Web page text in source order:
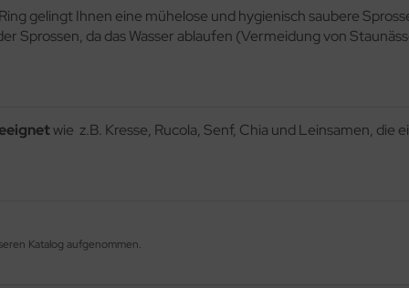
gelingt Ihnen eine mühelose und hygienisch saubere
Sprossen, da das Wasser ablaufen (Vermeidung von
wie z.B. Kresse, Rucola, Senf, Chia und Leinsamen,
Katalog aufgenommen.